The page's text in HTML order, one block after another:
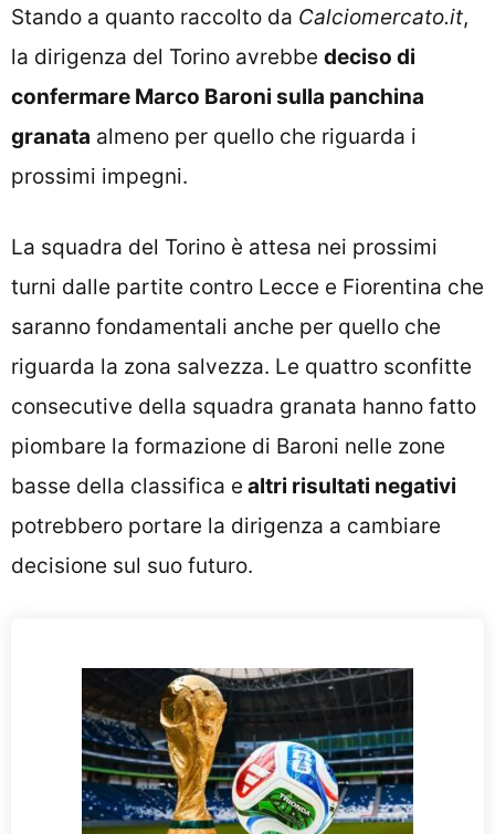
Stando a quanto raccolto da Calciomercato.it,
la dirigenza del Torino avrebbe deciso di
confermare Marco Baroni sulla panchina
granata almeno per quello che riguarda i
prossimi impegni.
La squadra del Torino è attesa nei prossimi
turni dalle partite contro Lecce e Fiorentina che
saranno fondamentali anche per quello che
riguarda la zona salvezza. Le quattro sconfitte
consecutive della squadra granata hanno fatto
piombare la formazione di Baroni nelle zone
basse della classifica e altri risultati negativi
potrebbero portare la dirigenza a cambiare
decisione sul suo futuro.